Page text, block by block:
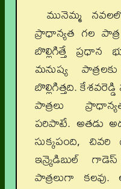
మునెమ్మ
ప్రాధాన్యత గల
బొల్లిగిత్తే
మనుష్య
బొల్లిగిత్తది.
పాత్రలు
పరిపాటే. అతడు
సుక్కపంది,
ఇన్క్రెడిబుల్
పాత్రలుగా